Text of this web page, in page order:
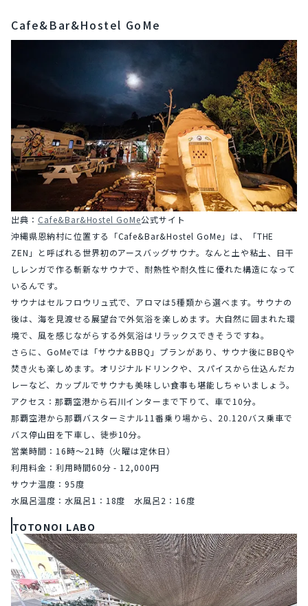
す。
Cafe&Bar&Hostel GoMe
出典： Cafe&Bar&Hostel GoMe公式サイト
沖縄県恩納村に位置する「Cafe&Bar&Hostel GoMe」は、「THE
ZEN」と呼ばれる世界初のアースバッグサウナ。なんと土や粘土、日干
しレンガで作る斬新なサウナで、耐熱性や耐久性に優れた構造になって
いるんです。
サウナはセルフロウリュ式で、アロマは5種類から選べます。サウナの
後は、海を見渡せる展望台で外気浴を楽しめます。大自然に囲まれた環
境で、風を感じながらする外気浴はリラックスできそうですね。
さらに、GoMeでは「サウナ&BBQ」プランがあり、サウナ後にBBQや
焚き火も楽しめます。オリジナルドリンクや、スパイスから仕込んだカ
レーなど、カップルでサウナも美味しい食事も堪能しちゃいましょう。
アクセス：那覇空港から石川インターまで下りて、車で10分。
那覇空港から那覇バスターミナル11番乗り場から、20.120バス乗車で
バス停山田を下車し、徒歩10分。
営業時間：16時〜21時（火曜は定休日）
利用料金：利用時間60分 - 12,000円
サウナ温度：95度
水風呂温度：水風呂1：18度　水風呂2：16度
TOTONOI LABO